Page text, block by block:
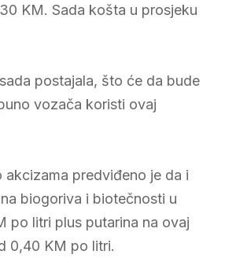
KM. Sada košta u prosjeku
postajala, što će da bude
vozača koristi ovaj
akcizama predviđeno je da i
biogoriva i biotečnosti u
po litri plus putarina na ovaj
0,40 KM po litri.